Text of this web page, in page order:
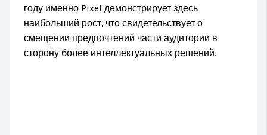
году именно Pixel демонстрирует здесь
наибольший рост, что свидетельствует о
смещении предпочтений части аудитории в
сторону более интеллектуальных решений.